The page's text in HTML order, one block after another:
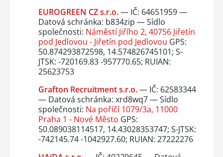
EUROGREEN CZ s.r.o.— IČ: 64651959 —
Datová schránka: b834zip — Sídlo
společnosti: Náměstí Jiřího 2, 40756 Jiřetín
pod Jedlovou - Jiřetín pod Jedlovou GPS:
50.874293872598, 14.574826745101; S-
JTSK: -720169.83 -957770.65; RUIAN:
25623753
Grafton Recruitment s.r.o.— IČ: 62583344
— Datová schránka: xrd8wq7 — Sídlo
společnosti: Na poříčí 1079/3a, 11000
Praha 1 - Nové Město GPS:
50.089038114517, 14.43028353747; S-JTSK:
-742145.74 -1042927.60; RUIAN: 27222276